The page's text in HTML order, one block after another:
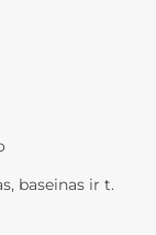
baseinas ir t.